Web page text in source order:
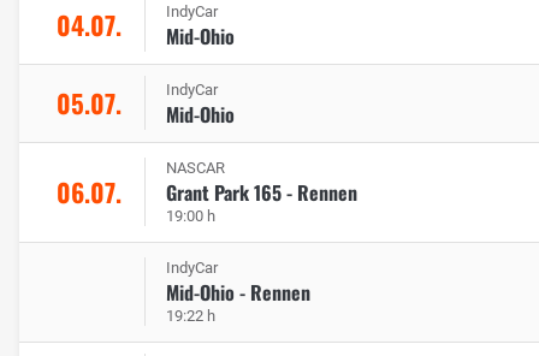
04.07. IndyCar
Mid-Ohio
05.07. IndyCar
Mid-Ohio
06.07.
NASCAR
Grant Park 165 - Rennen
19:00 h
IndyCar
Mid-Ohio - Rennen
19:22 h